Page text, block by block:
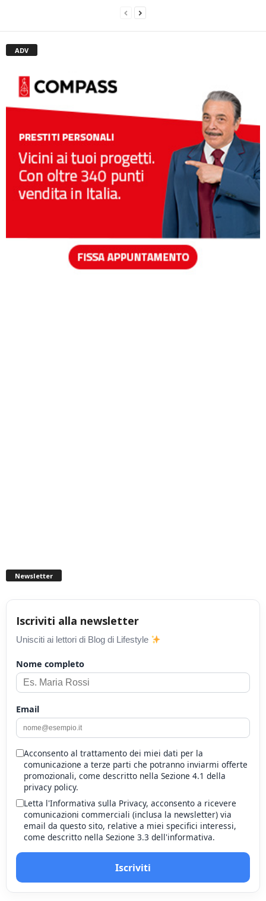
ADV
Newsletter
Iscriviti alla newsletter
Unisciti ai lettori di Blog di Lifestyle
Nome completo
Email
Acconsento al trattamento dei miei dati per la
comunicazione a terze parti che potranno inviarmi offerte
promozionali, come descritto nella Sezione 4.1 della
privacy policy.
Letta l'Informativa sulla Privacy, acconsento a ricevere
comunicazioni commerciali (inclusa la newsletter) via
email da questo sito, relative a miei specifici interessi,
come descritto nella Sezione 3.3 dell'informativa.
Iscriviti